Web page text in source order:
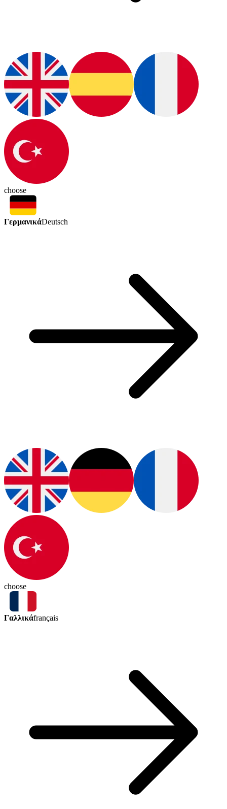
choose
ΓερμανικάDeutsch
choose
Γαλλικάfrançais